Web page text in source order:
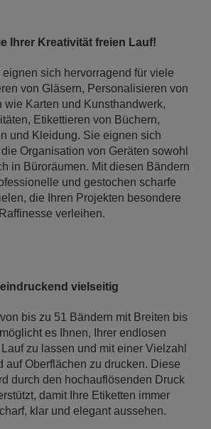
Ihrer Kreativität freien Lauf!
eignen sich hervorragend für viele
von Gläsern, Personalisieren von
wie Karten und Kunsthandwerk,
Etikettieren von Büchern,
und Kleidung. Sie eignen sich
Organisation von Geräten sowohl
in Büroräumen. Mit diesen Bändern
und gestochen scharfe
die Ihren Projekten besondere
Raffinesse verleihen.
vielseitig
bis zu 51 Bändern mit Breiten bis
es Ihnen, Ihrer endlosen
zu lassen und mit einer Vielzahl
auf Oberflächen zu drucken. Diese
durch den hochauflösenden Druck
damit Ihre Etiketten immer
klar und elegant aussehen.